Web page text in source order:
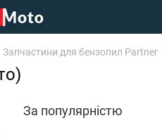
Запчастини для бензопил Partner
За популярністю